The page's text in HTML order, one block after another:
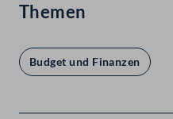
Themen
Budget und Finanzen